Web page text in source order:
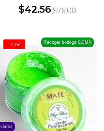
$42.56 $76.00
Outlet
Recoger bodega CDMX
-44%